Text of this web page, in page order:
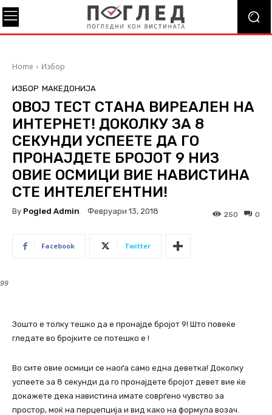
Home Избор
ИЗБОР МАКЕДОНИЈА
ОВОЈ ТЕСТ СТАНА ВИРЕАЛЕН НА
ИНТЕРНЕТ! ДОКОЛКУ ЗА 8
СЕКУНДИ УСПЕЕТЕ ДА ГО
ПРОНАЈДЕТЕ БРОЈОТ 9 НИЗ
ОВИЕ ОСМИЦИ ВИЕ НАВИСТИНА
СТЕ ИНТЕЛЕГЕНТНИ!
By Pogled Admin Февруари 13, 2018 0
250
Facebook Twitter
99
Зошто е толку тешко да е пронајде бројот 9! Што повеќе
гледате во бројките се потешко е !
Во сите овие осмици се наоѓа само една деветка! Доколку
успеете за 8 секунди да го пронајдете бројот девет вие ќе
докажете дека навистина имате соврѓено чувство за
простор, моќ на перцепција и вид како на формула возач.